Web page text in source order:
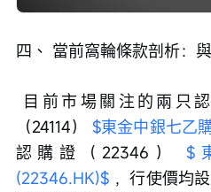
四、 當前窩輪條款剖析：
（24114） $東金中銀七乙
認購證（22346） $
(22346.HK)$ ，行使價均